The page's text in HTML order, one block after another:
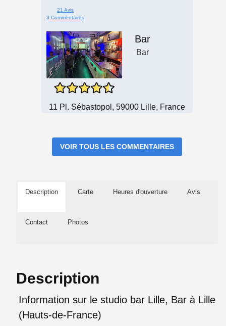
21 Avis
3 Commentaires
Bar
Bar
11 Pl. Sébastopol, 59000 Lille, France
VOIR TOUS LES COMMENTAIRES
Description Carte Heures d'ouverture Avis
Contact Photos
Description
Information sur le studio bar Lille, Bar à Lille
(Hauts-de-France)